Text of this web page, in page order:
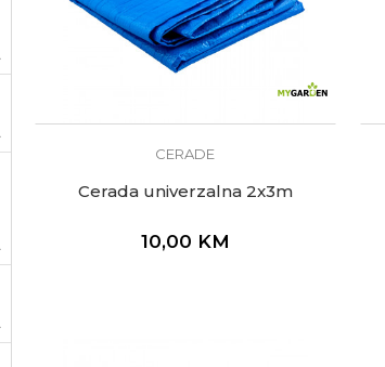
CERADE
Cerada univerzalna 2x3m
10,00 KM